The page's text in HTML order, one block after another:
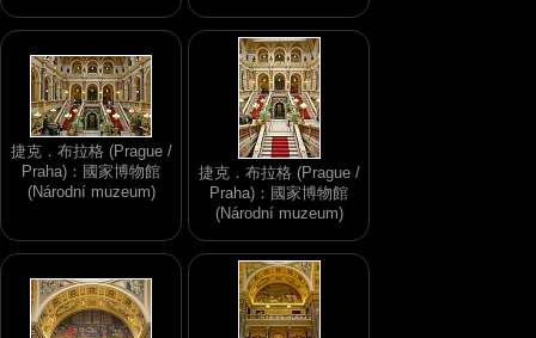
捷克．布拉格 (Prague /
Praha)：國家博物館
(Národní muzeum)
捷克．布拉格 (Prague /
Praha)：國家博物館
(Národní muzeum)